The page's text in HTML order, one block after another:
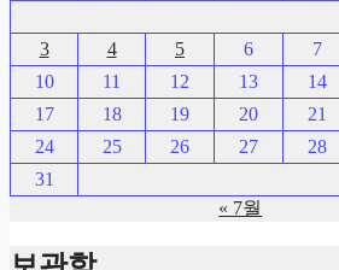
3
4 5 6 7
10
11 12 13 14
17
18 19 20 21
24
25 26 27 28
31
« 7월